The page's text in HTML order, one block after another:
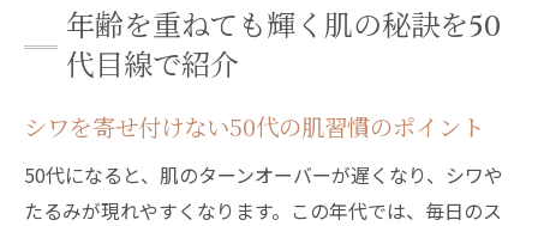
年齢を重ねても輝く肌の秘訣を50
代目線で紹介
シワを寄せ付けない50代の肌習慣のポイント
50代になると、肌のターンオーバーが遅くなり、シワや
たるみが現れやすくなります。この年代では、毎日のス